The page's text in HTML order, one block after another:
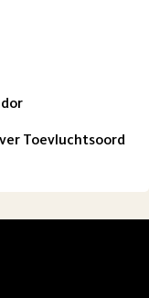
Toevluchtsoord